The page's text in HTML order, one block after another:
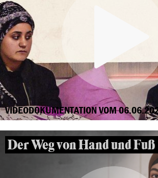
VIDEODOKUMENTATION VOM
Der Weg von Hand und Fuß